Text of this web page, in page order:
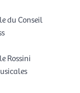
du Conseil
Rossini